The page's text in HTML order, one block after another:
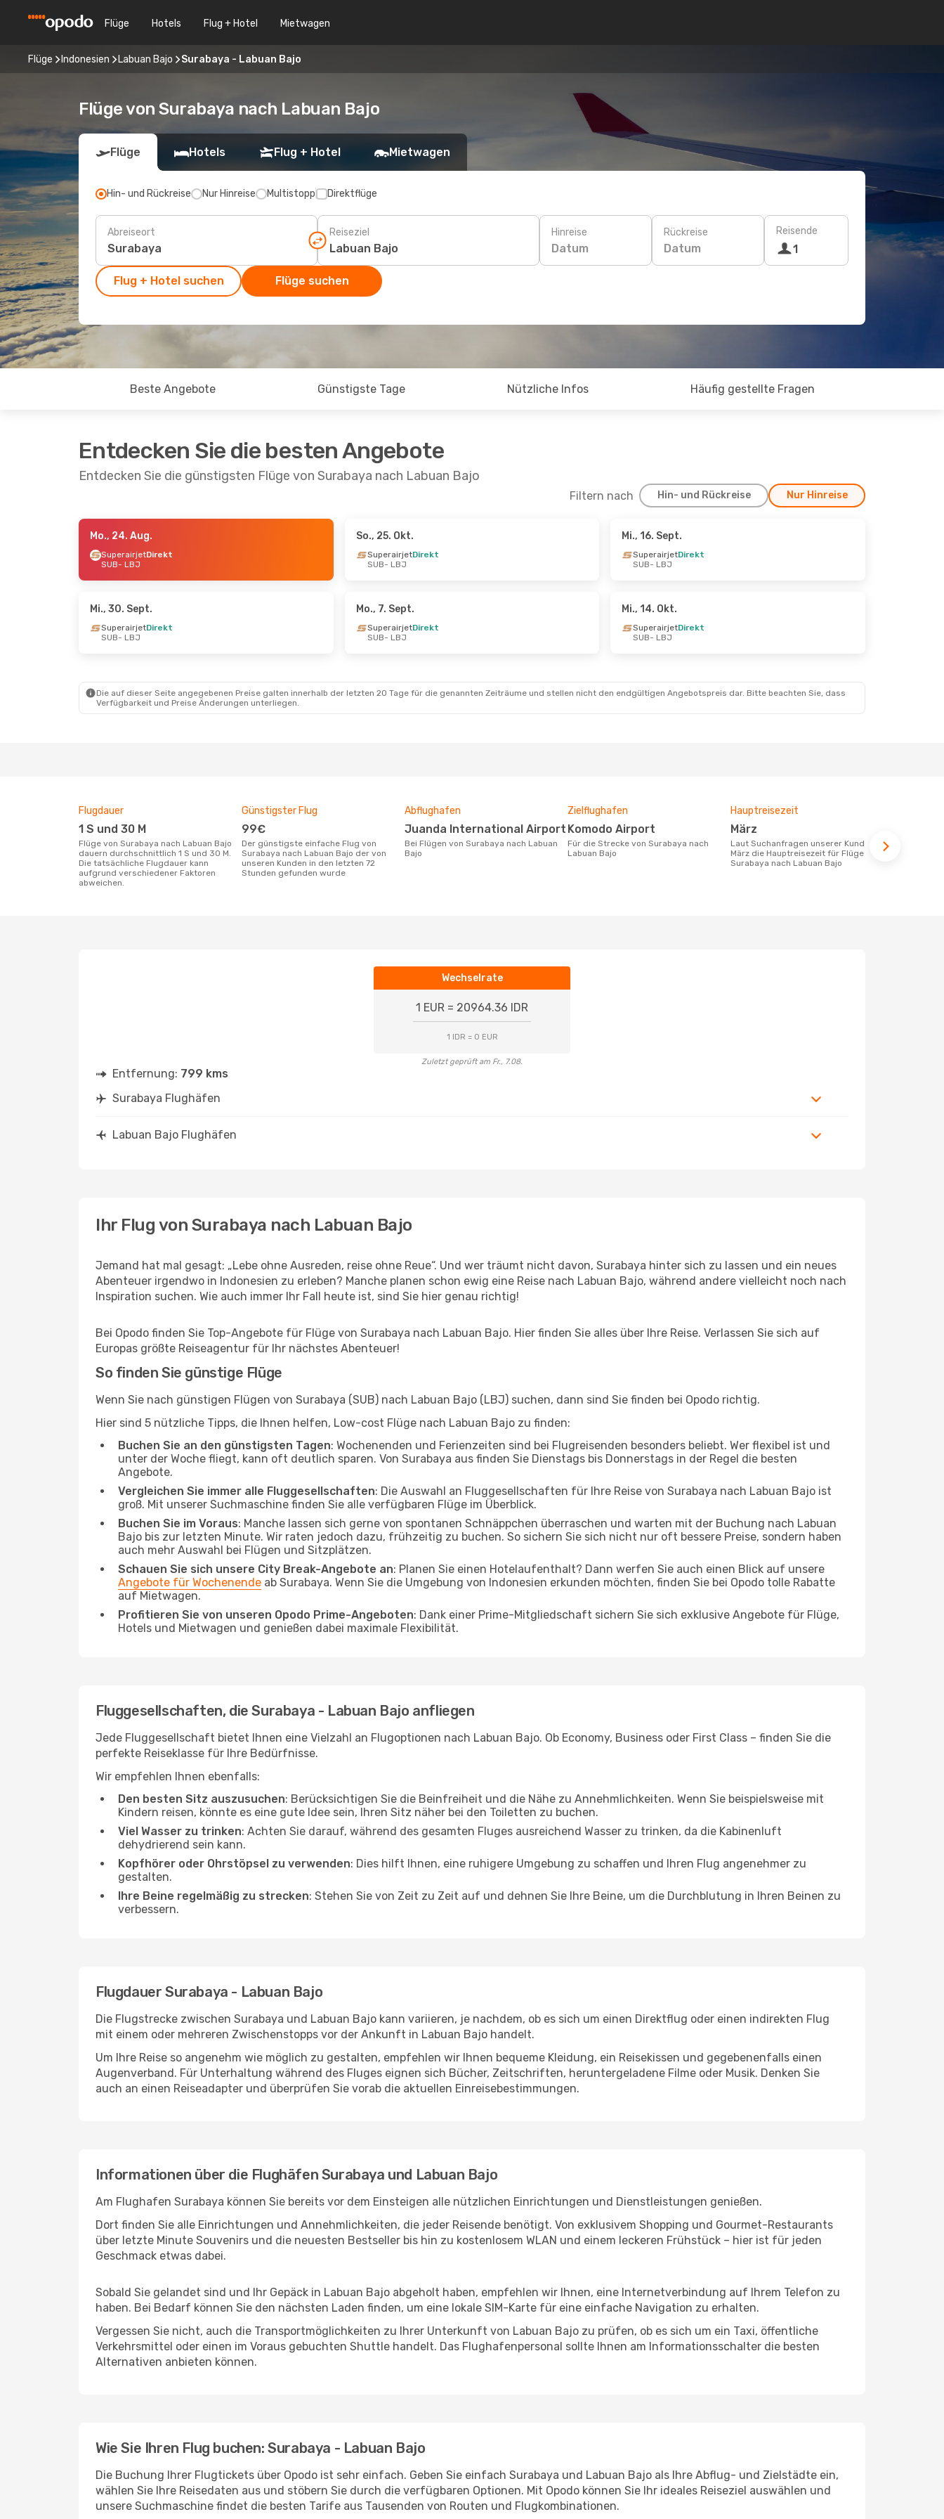
Flüge Hotels Flug + Hotel Mietwagen
Flüge Indonesien Labuan Bajo Surabaya - Labuan Bajo
Flüge von Surabaya nach Labuan Bajo
Flüge Hotels Flug + Hotel Mietwagen
Hin- und Rückreise Nur Hinreise Multistopp Direktflüge
Abreiseort Reiseziel Hinreise
Datum
Rückreise
Datum
Reisende
1
Flug + Hotel suchen Flüge suchen
Beste Angebote Günstigste Tage Nützliche Infos Häufig gestellte Fragen
Entdecken Sie die besten Angebote
Entdecken Sie die günstigsten Flüge von Surabaya nach Labuan Bajo
Filtern nach Hin- und Rückreise Nur Hinreise
- So., 30. Aug.
- Sa., 24. Okt.
Mo., 24. Aug.
SuperairjetDirekt
SUB- LBJ
So., 25. Okt.
SuperairjetDirekt
SUB- LBJ
Mi., 16. Sept.
SuperairjetDirekt
SUB- LBJ
Mi., 30. Sept.
SuperairjetDirekt
SUB- LBJ
Mo., 7. Sept.
SuperairjetDirekt
SUB- LBJ
Mi., 14. Okt.
SuperairjetDirekt
SUB- LBJ
Die auf dieser Seite angegebenen Preise galten innerhalb der letzten 20 Tage für die genannten Zeiträume und stellen nicht den endgültigen Angebotspreis dar. Bitte beachten Sie, dass
Verfügbarkeit und Preise Änderungen unterliegen.
Flugdauer
1 S und 30 M
Flüge von Surabaya nach Labuan Bajo
dauern durchschnittlich 1 S und 30 M.
Die tatsächliche Flugdauer kann
aufgrund verschiedener Faktoren
abweichen.
Günstigster Flug
99€
Der günstigste einfache Flug von
Surabaya nach Labuan Bajo der von
unseren Kunden in den letzten 72
Stunden gefunden wurde
Abflughafen
Juanda International Airport
Bei Flügen von Surabaya nach Labuan
Bajo
Zielflughafen
Komodo Airport
Für die Strecke von Surabaya nach
Labuan Bajo
Hauptreisezeit
März
Laut Suchanfragen unserer Kunden ist
März die Hauptreisezeit für Flüge von
Surabaya nach Labuan Bajo
Wechselrate
1 EUR = 20964.36 IDR
1 IDR = 0 EUR
Zuletzt geprüft am Fr., 7.08.
Entfernung: 799 kms
Surabaya Flughäfen
Labuan Bajo Flughäfen
Ihr Flug von Surabaya nach Labuan Bajo
Jemand hat mal gesagt: „Lebe ohne Ausreden, reise ohne Reue“. Und wer träumt nicht davon, Surabaya hinter sich zu lassen und ein neues
Abenteuer irgendwo in Indonesien zu erleben? Manche planen schon ewig eine Reise nach Labuan Bajo, während andere vielleicht noch nach
Inspiration suchen. Wie auch immer Ihr Fall heute ist, sind Sie hier genau richtig!
Bei Opodo finden Sie Top-Angebote für Flüge von Surabaya nach Labuan Bajo. Hier finden Sie alles über Ihre Reise. Verlassen Sie sich auf
Europas größte Reiseagentur für Ihr nächstes Abenteuer!
So finden Sie günstige Flüge
Wenn Sie nach günstigen Flügen von Surabaya (SUB) nach Labuan Bajo (LBJ) suchen, dann sind Sie finden bei Opodo richtig.
Hier sind 5 nützliche Tipps, die Ihnen helfen, Low-cost Flüge nach Labuan Bajo zu finden:
Buchen Sie an den günstigsten Tagen: Wochenenden und Ferienzeiten sind bei Flugreisenden besonders beliebt. Wer flexibel ist und
unter der Woche fliegt, kann oft deutlich sparen. Von Surabaya aus finden Sie Dienstags bis Donnerstags in der Regel die besten
Angebote.
Vergleichen Sie immer alle Fluggesellschaften: Die Auswahl an Fluggesellschaften für Ihre Reise von Surabaya nach Labuan Bajo ist
groß. Mit unserer Suchmaschine finden Sie alle verfügbaren Flüge im Überblick.
Buchen Sie im Voraus: Manche lassen sich gerne von spontanen Schnäppchen überraschen und warten mit der Buchung nach Labuan
Bajo bis zur letzten Minute. Wir raten jedoch dazu, frühzeitig zu buchen. So sichern Sie sich nicht nur oft bessere Preise, sondern haben
auch mehr Auswahl bei Flügen und Sitzplätzen.
Schauen Sie sich unsere City Break-Angebote an: Planen Sie einen Hotelaufenthalt? Dann werfen Sie auch einen Blick auf unsere
Angebote für Wochenende ab Surabaya. Wenn Sie die Umgebung von Indonesien erkunden möchten, finden Sie bei Opodo tolle Rabatte
auf Mietwagen.
Profitieren Sie von unseren Opodo Prime-Angeboten: Dank einer Prime-Mitgliedschaft sichern Sie sich exklusive Angebote für Flüge,
Hotels und Mietwagen und genießen dabei maximale Flexibilität.
Fluggesellschaften, die Surabaya - Labuan Bajo anfliegen
Jede Fluggesellschaft bietet Ihnen eine Vielzahl an Flugoptionen nach Labuan Bajo. Ob Economy, Business oder First Class – finden Sie die
perfekte Reiseklasse für Ihre Bedürfnisse.
Wir empfehlen Ihnen ebenfalls:
Den besten Sitz auszusuchen: Berücksichtigen Sie die Beinfreiheit und die Nähe zu Annehmlichkeiten. Wenn Sie beispielsweise mit
Kindern reisen, könnte es eine gute Idee sein, Ihren Sitz näher bei den Toiletten zu buchen.
Viel Wasser zu trinken: Achten Sie darauf, während des gesamten Fluges ausreichend Wasser zu trinken, da die Kabinenluft
dehydrierend sein kann.
Kopfhörer oder Ohrstöpsel zu verwenden: Dies hilft Ihnen, eine ruhigere Umgebung zu schaffen und Ihren Flug angenehmer zu
gestalten.
Ihre Beine regelmäßig zu strecken: Stehen Sie von Zeit zu Zeit auf und dehnen Sie Ihre Beine, um die Durchblutung in Ihren Beinen zu
verbessern.
Flugdauer Surabaya - Labuan Bajo
Die Flugstrecke zwischen Surabaya und Labuan Bajo kann variieren, je nachdem, ob es sich um einen Direktflug oder einen indirekten Flug
mit einem oder mehreren Zwischenstopps vor der Ankunft in Labuan Bajo handelt.
Um Ihre Reise so angenehm wie möglich zu gestalten, empfehlen wir Ihnen bequeme Kleidung, ein Reisekissen und gegebenenfalls einen
Augenverband. Für Unterhaltung während des Fluges eignen sich Bücher, Zeitschriften, heruntergeladene Filme oder Musik. Denken Sie
auch an einen Reiseadapter und überprüfen Sie vorab die aktuellen Einreisebestimmungen.
Informationen über die Flughäfen Surabaya und Labuan Bajo
Am Flughafen Surabaya können Sie bereits vor dem Einsteigen alle nützlichen Einrichtungen und Dienstleistungen genießen.
Dort finden Sie alle Einrichtungen und Annehmlichkeiten, die jeder Reisende benötigt. Von exklusivem Shopping und Gourmet-Restaurants
über letzte Minute Souvenirs und die neuesten Bestseller bis hin zu kostenlosem WLAN und einem leckeren Frühstück – hier ist für jeden
Geschmack etwas dabei.
Sobald Sie gelandet sind und Ihr Gepäck in Labuan Bajo abgeholt haben, empfehlen wir Ihnen, eine Internetverbindung auf Ihrem Telefon zu
haben. Bei Bedarf können Sie den nächsten Laden finden, um eine lokale SIM-Karte für eine einfache Navigation zu erhalten.
Vergessen Sie nicht, auch die Transportmöglichkeiten zu Ihrer Unterkunft von Labuan Bajo zu prüfen, ob es sich um ein Taxi, öffentliche
Verkehrsmittel oder einen im Voraus gebuchten Shuttle handelt. Das Flughafenpersonal sollte Ihnen am Informationsschalter die besten
Alternativen anbieten können.
Wie Sie Ihren Flug buchen: Surabaya - Labuan Bajo
Die Buchung Ihrer Flugtickets über Opodo ist sehr einfach. Geben Sie einfach Surabaya und Labuan Bajo als Ihre Abflug- und Zielstädte ein,
wählen Sie Ihre Reisedaten aus und stöbern Sie durch die verfügbaren Optionen. Mit Opodo können Sie Ihr ideales Reiseziel auswählen und
unsere Suchmaschine findet die besten Tarife aus Tausenden von Routen und Flugkombinationen.